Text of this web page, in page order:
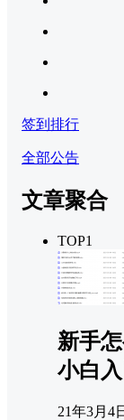
签到排行
全部公告
文章聚合
TOP1
新手
小白
21年3月4